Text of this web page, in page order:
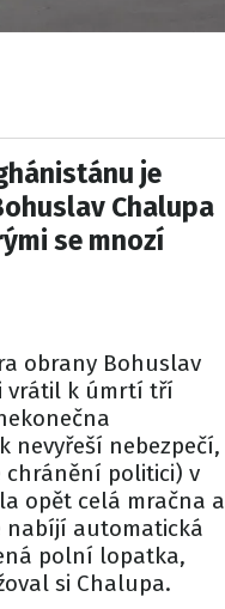
je
Chalupa
se mnozí
obrany Bohuslav
vrátil k úmrtí tří
nevyřeší nebezpečí,
chránění politici) v
opět celá mračna a
nabíjí automatická
polní lopatka,
si Chalupa.